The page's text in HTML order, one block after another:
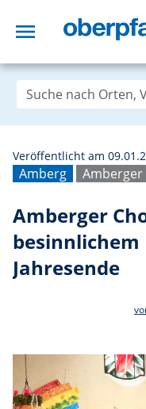
menu
Amberg
Veröffentlicht am
Amberger
besinnlichem
Jahresende